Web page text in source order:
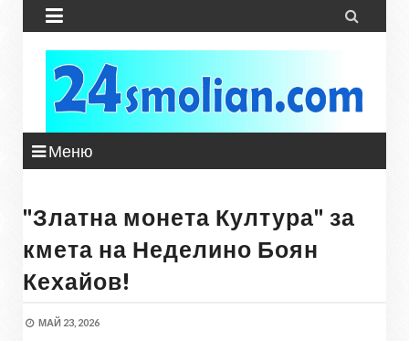
 
Меню
"Златна монета Култура" за
кмета на Неделино Боян
Кехайов!
МАЙ 23, 2026